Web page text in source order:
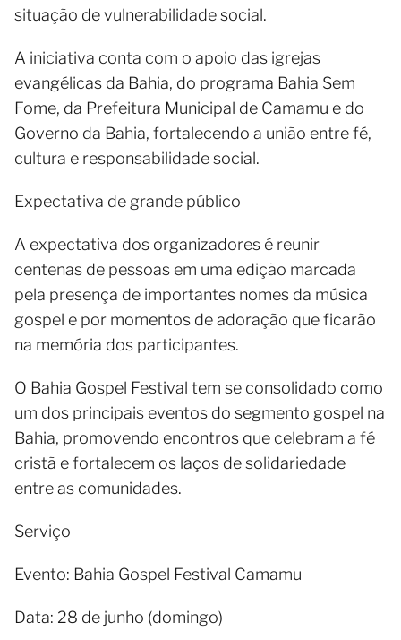
situação de vulnerabilidade social.
A iniciativa conta com o apoio das igrejas
evangélicas da Bahia, do programa Bahia Sem
Fome, da Prefeitura Municipal de Camamu e do
Governo da Bahia, fortalecendo a união entre fé,
cultura e responsabilidade social.
Expectativa de grande público
A expectativa dos organizadores é reunir
centenas de pessoas em uma edição marcada
pela presença de importantes nomes da música
gospel e por momentos de adoração que ficarão
na memória dos participantes.
O Bahia Gospel Festival tem se consolidado como
um dos principais eventos do segmento gospel na
Bahia, promovendo encontros que celebram a fé
cristã e fortalecem os laços de solidariedade
entre as comunidades.
Serviço
Evento: Bahia Gospel Festival Camamu
Data: 28 de junho (domingo)